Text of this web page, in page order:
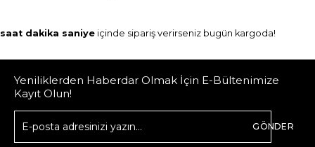
saat dakika saniye içinde sipariş verirseniz bugün kargoda!
Yeniliklerden Haberdar Olmak İçin E-Bültenimize
Kayıt Olun!
GÖNDER